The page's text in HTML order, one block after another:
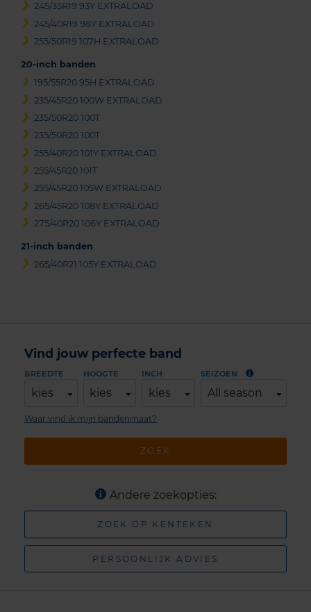
245/35R19 93Y EXTRALOAD
245/40R19 98Y EXTRALOAD
255/50R19 107H EXTRALOAD
20-inch banden
195/55R20 95H EXTRALOAD
235/45R20 100W EXTRALOAD
235/50R20 100T
235/50R20 100T
255/40R20 101Y EXTRALOAD
255/45R20 101T
255/45R20 105W EXTRALOAD
265/45R20 108Y EXTRALOAD
275/40R20 106Y EXTRALOAD
21-inch banden
265/40R21 105Y EXTRALOAD
Vind jouw perfecte band
BREEDTE
kies
HOOGTE
kies
INCH
kies
SEIZOEN
All season
ZOEK
Waar vind ik mijn bandenmaat?
Andere zoekopties:
ZOEK OP KENTEKEN
PERSOONLIJK ADVIES